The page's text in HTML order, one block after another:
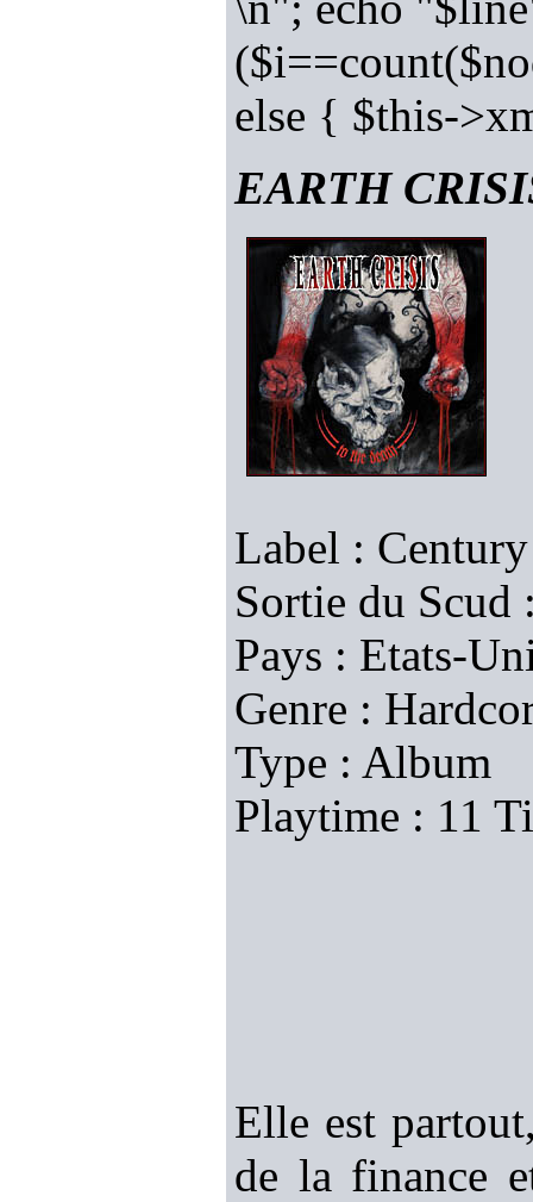
else { $this-
EARTH
Label :
Sortie du
Pays : Etats-
Genre :
Type : Album
Playtime : 11
Elle est
de la finance